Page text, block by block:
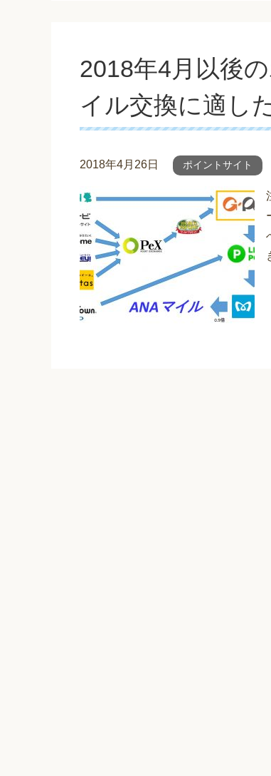
2018年4月以後
イル交換に適し
2018年4月26日 ポイントサイト